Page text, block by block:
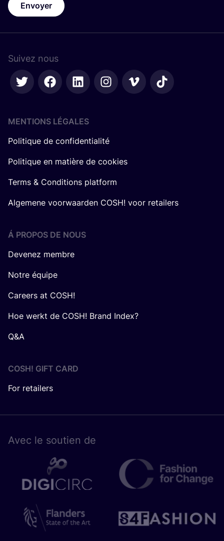
Envoyer
Suivez nous
MENTIONS LÉGALES
Politique de confidentialité
Politique en matière de cookies
Terms & Conditions platform
Algemene voorwaarden COSH! voor retailers
Á PROPOS DE NOUS
Devenez membre
Notre équipe
Careers at COSH!
Hoe werkt de COSH! Brand Index?
Q&A
COSH! GIFT CARD
For retailers
Avec le sou­tien de